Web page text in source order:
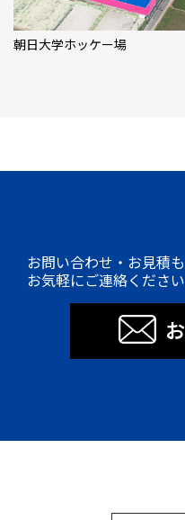
朝日大学ホッケー場
お問い合わせ・お見積
お気軽にご連絡ください